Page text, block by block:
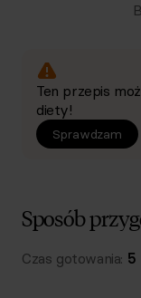
Ten przepis
diety!
Sprawdzam
Sposób
Czas gotowania: 5